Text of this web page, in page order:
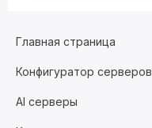
Главная страница
Конфигуратор серверов
AI серверы